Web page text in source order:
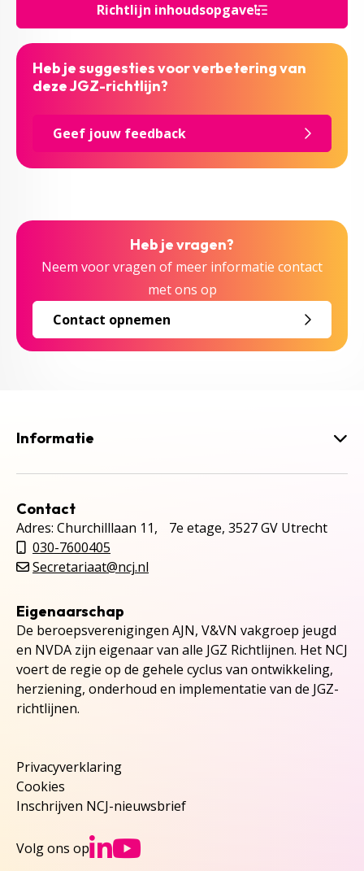
Richtlijn inhoudsopgave
Heb je suggesties voor verbetering van
deze JGZ-richtlijn?
Geef jouw feedback
Heb je vragen?
Neem voor vragen of meer informatie contact
met ons op
Contact opnemen
Informatie
Contact
Adres: Churchilllaan 11, 7e etage, 3527 GV Utrecht
030-7600405
Secretariaat@ncj.nl
Eigenaarschap
De beroepsverenigingen AJN, V&VN vakgroep jeugd
en NVDA zijn eigenaar van alle JGZ Richtlijnen. Het NCJ
voert de regie op de gehele cyclus van ontwikkeling,
herziening, onderhoud en implementatie van de JGZ-
richtlijnen.
Privacyverklaring
Cookies
Inschrijven NCJ-nieuwsbrief
Volg ons op Ga naar NCJs